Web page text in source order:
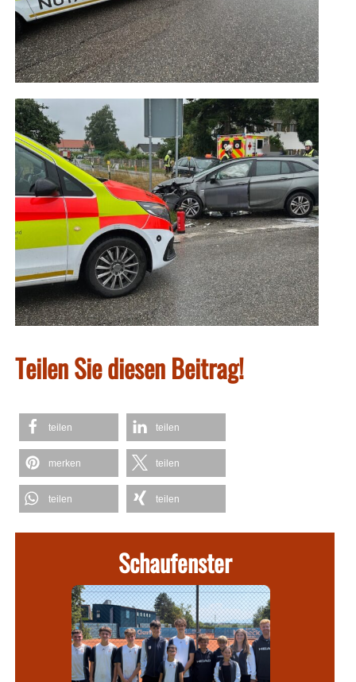
Teilen Sie diesen Beitrag!
teilen teilen
merken teilen
teilen teilen
Schaufenster